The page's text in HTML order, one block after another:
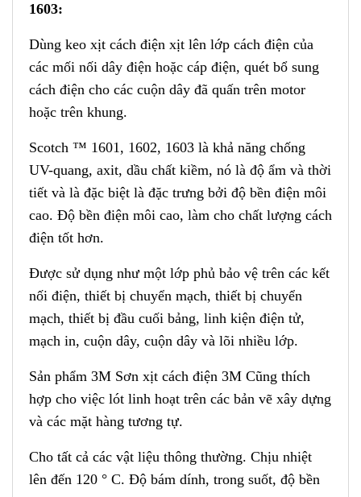
1603:
Dùng keo xịt cách điện xịt lên lớp cách điện của
các mối nối dây điện hoặc cáp điện, quét bổ sung
cách điện cho các cuộn dây đã quấn trên motor
hoặc trên khung.
Scotch ™ 1601, 1602, 1603 là khả năng chống
UV-quang, axit, dầu chất kiềm, nó là độ ẩm và thời
tiết và là đặc biệt là đặc trưng bởi độ bền điện môi
cao. Độ bền điện môi cao, làm cho chất lượng cách
điện tốt hơn.
Được sử dụng như một lớp phủ bảo vệ trên các kết
nối điện, thiết bị chuyển mạch, thiết bị chuyển
mạch, thiết bị đầu cuối bảng, linh kiện điện tử,
mạch in, cuộn dây, cuộn dây và lõi nhiều lớp.
Sản phẩm 3M Sơn xịt cách điện 3M Cũng thích
hợp cho việc lót linh hoạt trên các bản vẽ xây dựng
và các mặt hàng tương tự.
Cho tất cả các vật liệu thông thường. Chịu nhiệt
lên đến 120 ° C. Độ bám dính, trong suốt, độ bền